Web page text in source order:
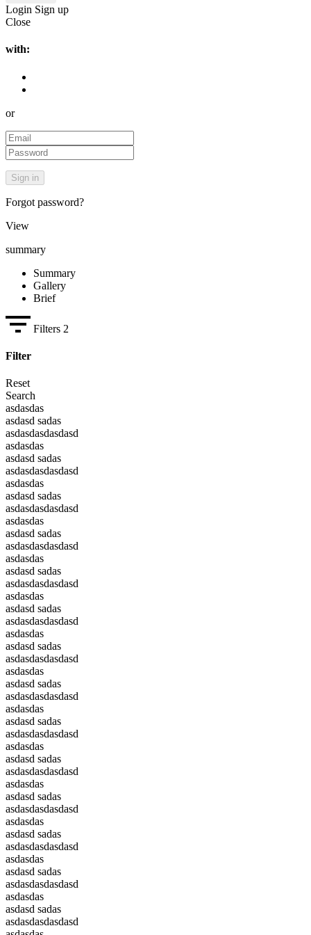
Login Sign up
Close
with:
or
Forgot password?
View
summary
Summary
Gallery
Brief
Filters 2
Filter
Reset
Search
asdasdas
asdasd sadas
asdasdasdasdasd
asdasdas
asdasd sadas
asdasdasdasdasd
asdasdas
asdasd sadas
asdasdasdasdasd
asdasdas
asdasd sadas
asdasdasdasdasd
asdasdas
asdasd sadas
asdasdasdasdasd
asdasdas
asdasd sadas
asdasdasdasdasd
asdasdas
asdasd sadas
asdasdasdasdasd
asdasdas
asdasd sadas
asdasdasdasdasd
asdasdas
asdasd sadas
asdasdasdasdasd
asdasdas
asdasd sadas
asdasdasdasdasd
asdasdas
asdasd sadas
asdasdasdasdasd
asdasdas
asdasd sadas
asdasdasdasdasd
asdasdas
asdasd sadas
asdasdasdasdasd
asdasdas
asdasd sadas
asdasdasdasdasd